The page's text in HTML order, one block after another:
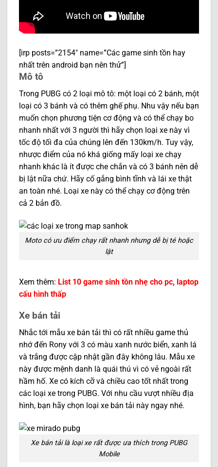
[irp posts=”2154″ name=”Các game sinh tồn hay
nhất trên android bạn nên thử”]
Mô tô
Trong PUBG có 2 loại mô tô: một loại có 2 bánh, một
loại có 3 bánh và có thêm ghế phụ. Nhu vậy nếu bạn
muốn chọn phương tiện cơ động và có thể chạy bo
nhanh nhất với 3 người thì hãy chọn loại xe này vì
tốc độ tối đa của chúng lên đến 130km/h. Tuy vậy,
nhược điểm của nó khá giống mấy loại xe chạy
nhanh khác là ít được che chắn và có 3 bánh nên dễ
bị lật nữa chứ. Hãy cố gắng bình tĩnh và lái xe thật
an toàn nhé. Loại xe này có thể chạy cơ động trên
cả 2 bản đồ.
Moto có ưu điểm chạy rất nhanh nhưng dễ bị té hoặc
lật
Xem thêm: List 10 game sinh tồn nhẹ cho pc, laptop
cấu hình thấp
Xe bán tải
Nhắc tới mẫu xe bán tải thì có rất nhiều game thủ
nhớ đến Rony với 3 có màu xanh nước biển, xanh lá
và trắng được cập nhật gần đây không lâu. Mẫu xe
này được mệnh danh là quái thú vì có vẻ ngoài rất
hầm hố. Xe có kích cỡ và chiều cao tốt nhất trong
các loại xe trong PUBG. Với nhu cầu vượt nhiều địa
hình, bạn hãy chọn loại xe bán tải này ngay nhé.
Xe bán tải là loại xe rất được ưa thích trong PUBG
Mobile